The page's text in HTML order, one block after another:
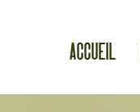
Accueil